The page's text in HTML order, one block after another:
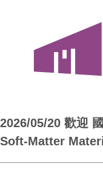
2026/05/20 歡迎
Soft-Matter